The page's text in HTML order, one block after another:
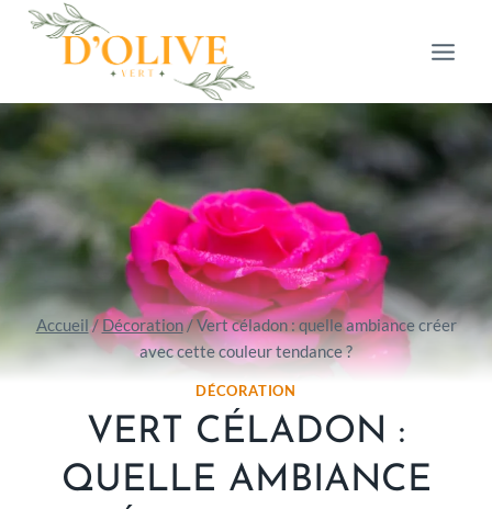
Aller
Accueil/Décoration/Vert céladon : quelle ambiance créer
avec cette couleur tendance ?
DÉCORATION
VERT CÉLADON :
QUELLE AMBIANCE